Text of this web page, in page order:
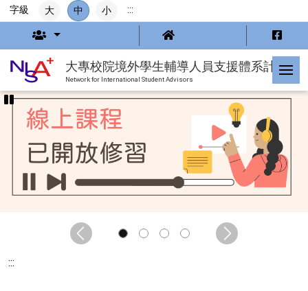
到
要
字級 大 中 小 :::
大專校院境外學生輔導人員支援體系計畫
Network for International Student Advisors
Previous
Next
:::